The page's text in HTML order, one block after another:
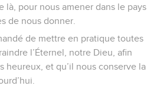
là, pour nous amener dans le pays
de nous donner.
de mettre en pratique toutes
l’Éternel, notre Dieu, afin
heureux, et qu’il nous conserve la